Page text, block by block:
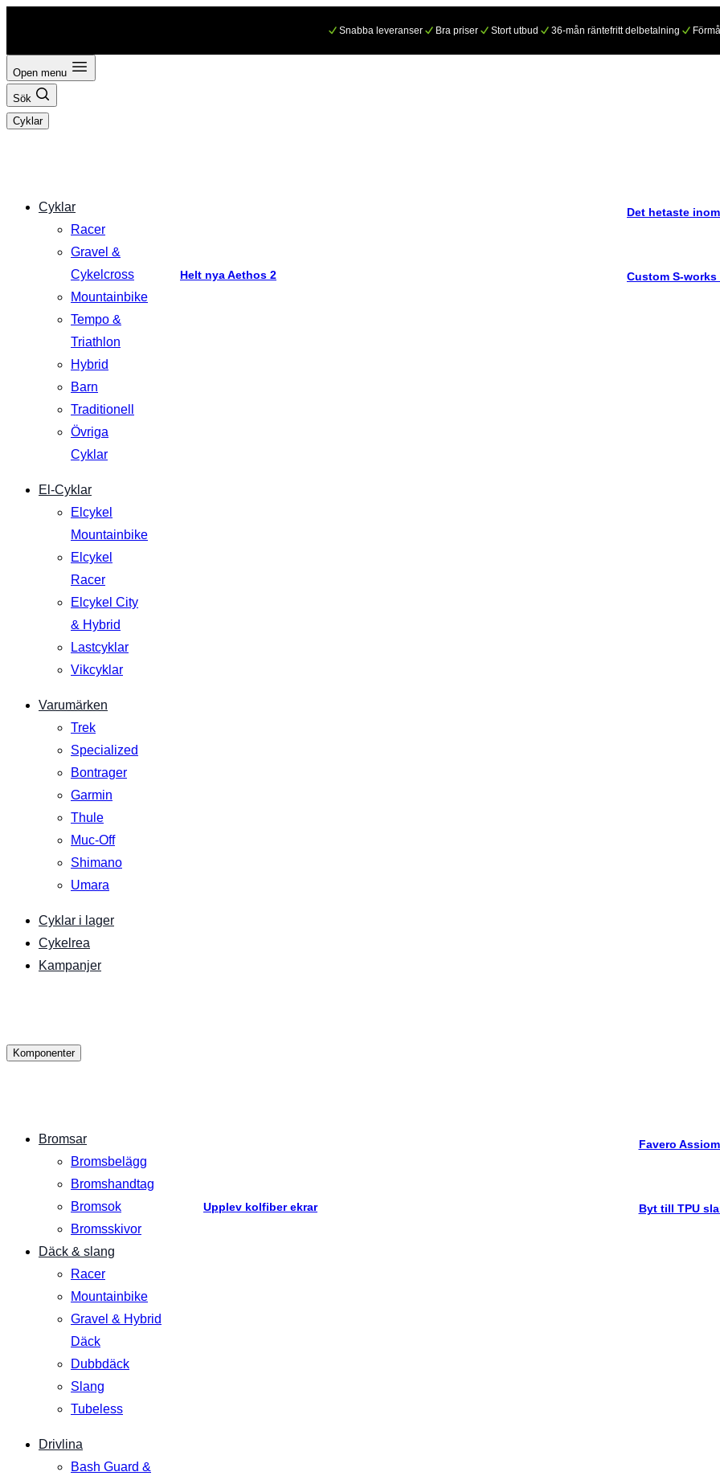
innehåll
Snabba leveranser Bra priser Stort utbud 36-mån räntefritt delbetalning
Open menu
Sök
Cyklar
Cyklar
Racer
Gravel &
Cykelcross
Mountainbike
Tempo &
Triathlon
Hybrid
Barn
Traditionell
Övriga
Cyklar
El-Cyklar
Elcykel
Mountainbike
Elcykel
Racer
Elcykel City
& Hybrid
Lastcyklar
Vikcyklar
Varumärken
Trek
Specialized
Bontrager
Garmin
Thule
Muc-Off
Shimano
Umara
Cyklar i lager
Cykelrea
Kampanjer
Helt nya Aethos 2
Det hetaste
Custom S-works
Komponenter
Bromsar
Bromsbelägg
Bromshandtag
Bromsok
Bromsskivor
Däck & slang
Racer
Mountainbike
Gravel & Hybrid
Däck
Dubbdäck
Slang
Tubeless
Drivlina
Bash Guard &
Upplev kolfiber ekrar
Favero
Byt till TPU